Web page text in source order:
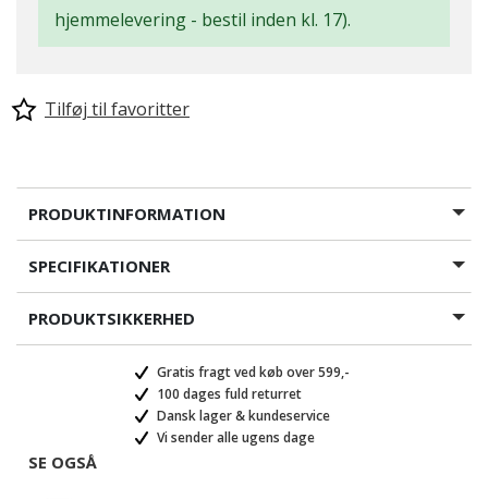
hjemmelevering - bestil inden kl. 17).
Tilføj til favoritter
PRODUKTINFORMATION
SPECIFIKATIONER
PRODUKTSIKKERHED
Gratis fragt ved køb over 599,-
100 dages fuld returret
Dansk lager & kundeservice
Vi sender alle ugens dage
SE OGSÅ